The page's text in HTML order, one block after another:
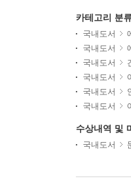
카테고리 분
국내도서
국내도서
국내도서
국내도서
국내도서
국내도서
수상내역 및
국내도서